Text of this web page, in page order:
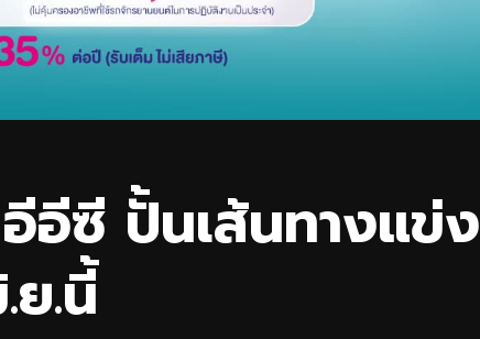
ซี ปั้นเส้นทางแข่ง
.นี้